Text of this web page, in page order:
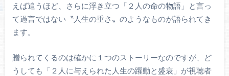
えば追うほど、さらに浮き立つ「２人の命の物語」と言っ
て過言ではない〝人生の重さ〟のようなものが語られてき
ます。
贈られてくるのは確かに１つのストーリーなのですが、ど
うしても「２人に与えられた人生の躍動と盛衰」が視聴者